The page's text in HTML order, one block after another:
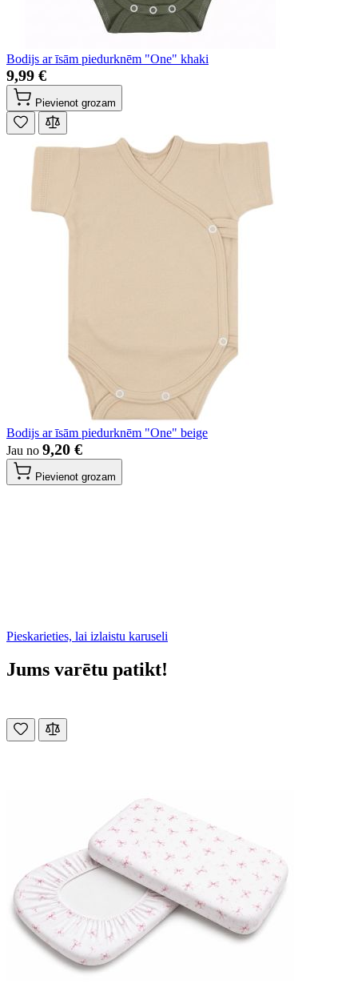
Bodijs ar īsām piedurknēm "One" khaki
9,99 €
Pievienot grozam
Bodijs ar īsām piedurknēm "One" beige
Jau no 9,20 €
Pievienot grozam
Pieskarieties, lai izlaistu karuseli
Jums varētu patikt!